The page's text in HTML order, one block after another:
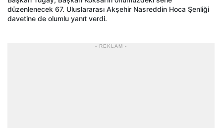
düzenlenecek 67. Uluslararası Akşehir Nasreddin Hoca Şenliği
davetine de olumlu yanıt verdi.
- REKLAM -